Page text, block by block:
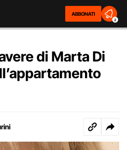
ABBONATI
2
di Marta Di